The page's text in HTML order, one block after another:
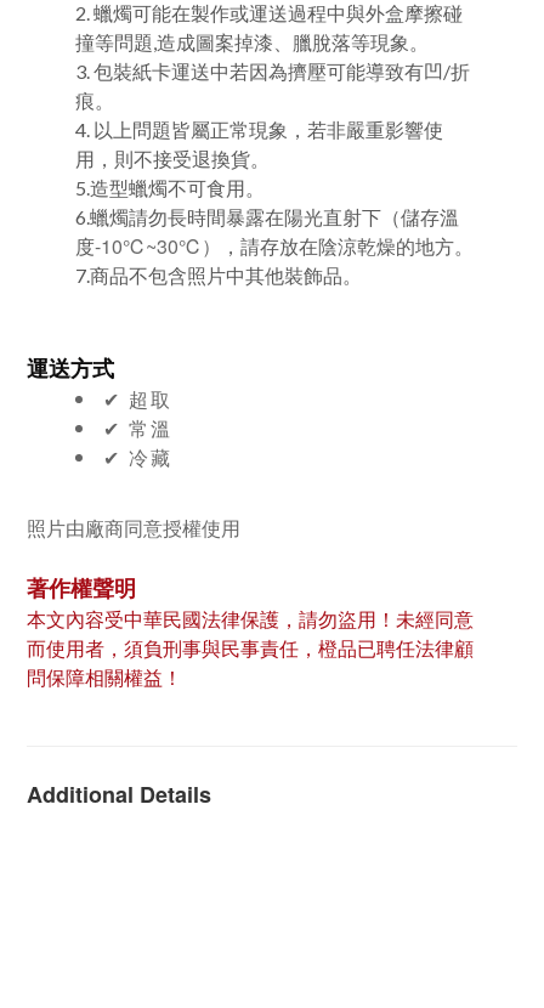
2. 蠟燭可能在製作或運送過程中與外盒摩擦碰
撞等問題,造成圖案掉漆、臘脫落等現象。
3. 包裝紙卡運送中若因為擠壓可能導致有凹/折
痕。
4. 以上問題皆屬正常現象，若非嚴重影響使
用，則不接受退換貨。
5.造型蠟燭不可食用。
6.蠟燭請勿長時間暴露在陽光直射下（儲存溫
度-10℃~30℃）
，請存放在陰涼乾燥的地方。
7.商品不包含照片中其他裝飾品。
運送方式
✔︎ 超取
✔︎ 常溫
✔︎ 冷藏
照片由廠商同意授權使用
著作權聲明
本文內容受中華民國法律保護，請勿盜用！未經同意
而使用者，須負刑事與民事責任，橙品已聘任法律顧
問保障相關權益！
Additional Details